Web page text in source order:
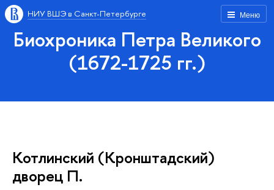
Меню
НИУ ВШЭ в Санкт-Петербурге
Биохроника Петра Великого
(1672-1725 гг.)
Котлинский (Кронштадский)
дворец П.